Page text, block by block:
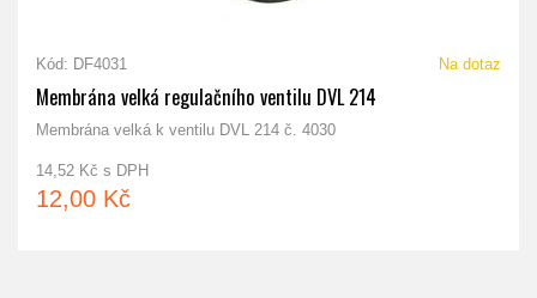
Kód: DF4031 Na dotaz
Membrána velká regulačního ventilu DVL 214
Membrána velká k ventilu DVL 214 č. 4030
14,52 Kč s DPH
12,00 Kč